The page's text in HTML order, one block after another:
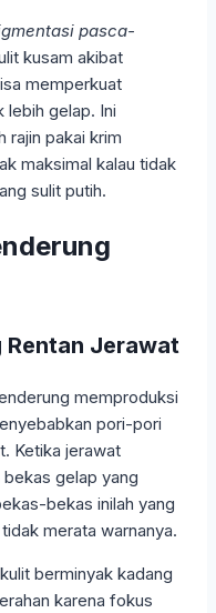
pasca-
kusam akibat
memperkuat
lebih gelap. Ini
rajin pakai krim
maksimal kalau tidak
sulit putih.
Rentan Jerawat
memproduksi
pori-pori
Ketika jerawat
gelap yang
bekas inilah yang
merata warnanya.
berminyak kadang
karena fokus